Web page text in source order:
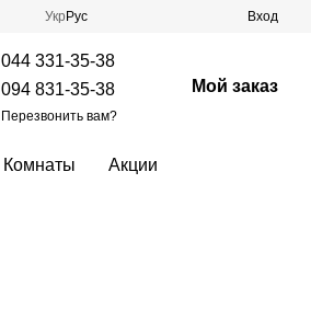
Укр Рус Вход
044 331-35-38
094 831-35-38
Перезвонить вам?
Мой заказ
Комнаты Акции